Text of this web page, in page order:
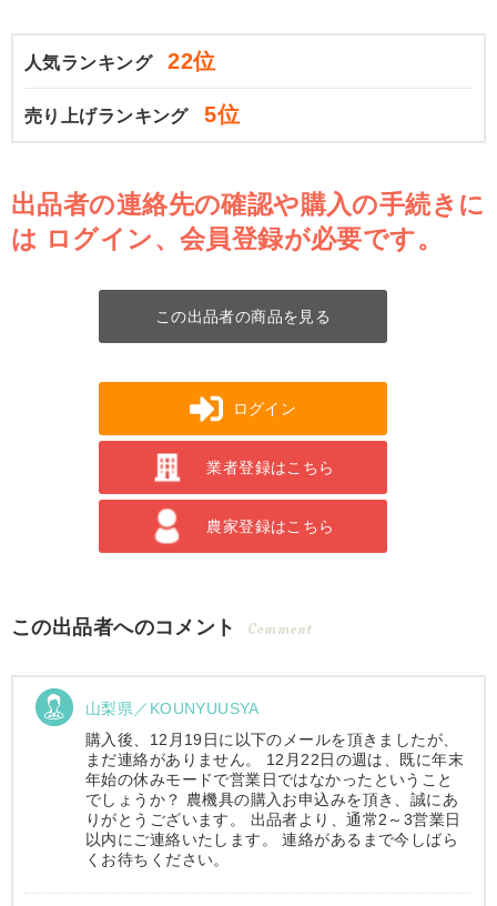
人気ランキング 22位
売り上げランキング 5位
出品者の連絡先の確認や購入の手続きに
は ログイン、会員登録が必要です。
この出品者の商品を見る
ログイン
業者登録はこちら
農家登録はこちら
この出品者へのコメント Comment
山梨県／KOUNYUUSYA
購入後、12月19日に以下のメールを頂きましたが、
まだ連絡がありません。 12月22日の週は、既に年末
年始の休みモードで営業日ではなかったということ
でしょうか？ 農機具の購入お申込みを頂き、誠にあ
りがとうございます。 出品者より、通常2～3営業日
以内にご連絡いたします。 連絡があるまで今しばら
くお待ちください。